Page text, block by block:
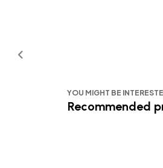
YOU MIGHT BE
Recommended